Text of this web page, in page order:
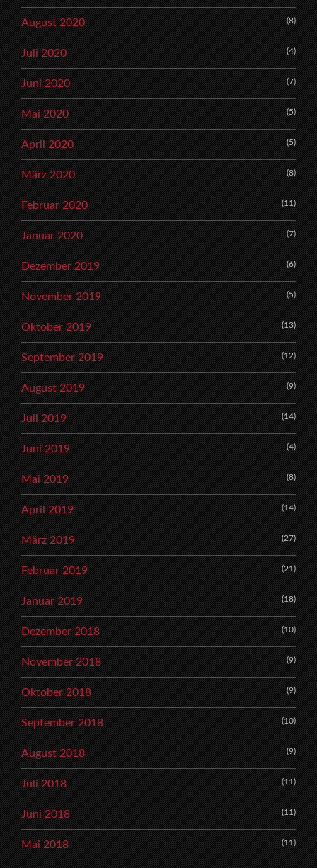
August 2020 (8)
Juli 2020 (4)
Juni 2020 (7)
Mai 2020 (5)
April 2020 (5)
März 2020 (8)
Februar 2020 (11)
Januar 2020 (7)
Dezember 2019 (6)
November 2019 (5)
Oktober 2019 (13)
September 2019 (12)
August 2019 (9)
Juli 2019 (14)
Juni 2019 (4)
Mai 2019 (8)
April 2019 (14)
März 2019 (27)
Februar 2019 (21)
Januar 2019 (18)
Dezember 2018 (10)
November 2018 (9)
Oktober 2018 (9)
September 2018 (10)
August 2018 (9)
Juli 2018 (11)
Juni 2018 (11)
Mai 2018 (11)